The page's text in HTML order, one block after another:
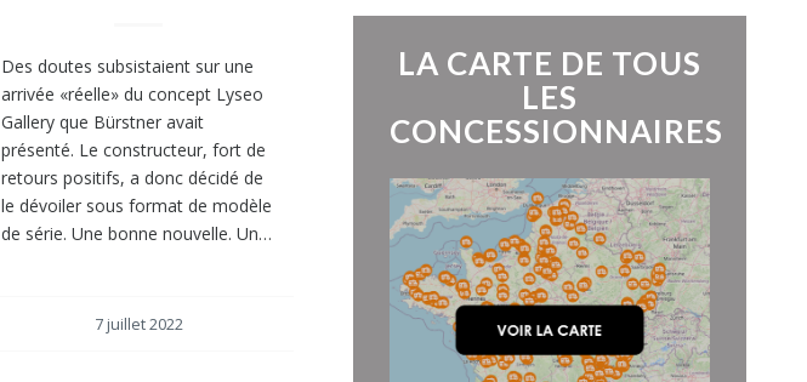
Des doutes subsistaient sur une
arrivée «réelle» du concept Lyseo
Gallery que Bürstner avait
présenté. Le constructeur, fort de
retours positifs, a donc décidé de
le dévoiler sous format de modèle
de série. Une bonne nouvelle. Un…
7 juillet 2022
LA CARTE DE TOUS
LES
CONCESSIONNAIRES